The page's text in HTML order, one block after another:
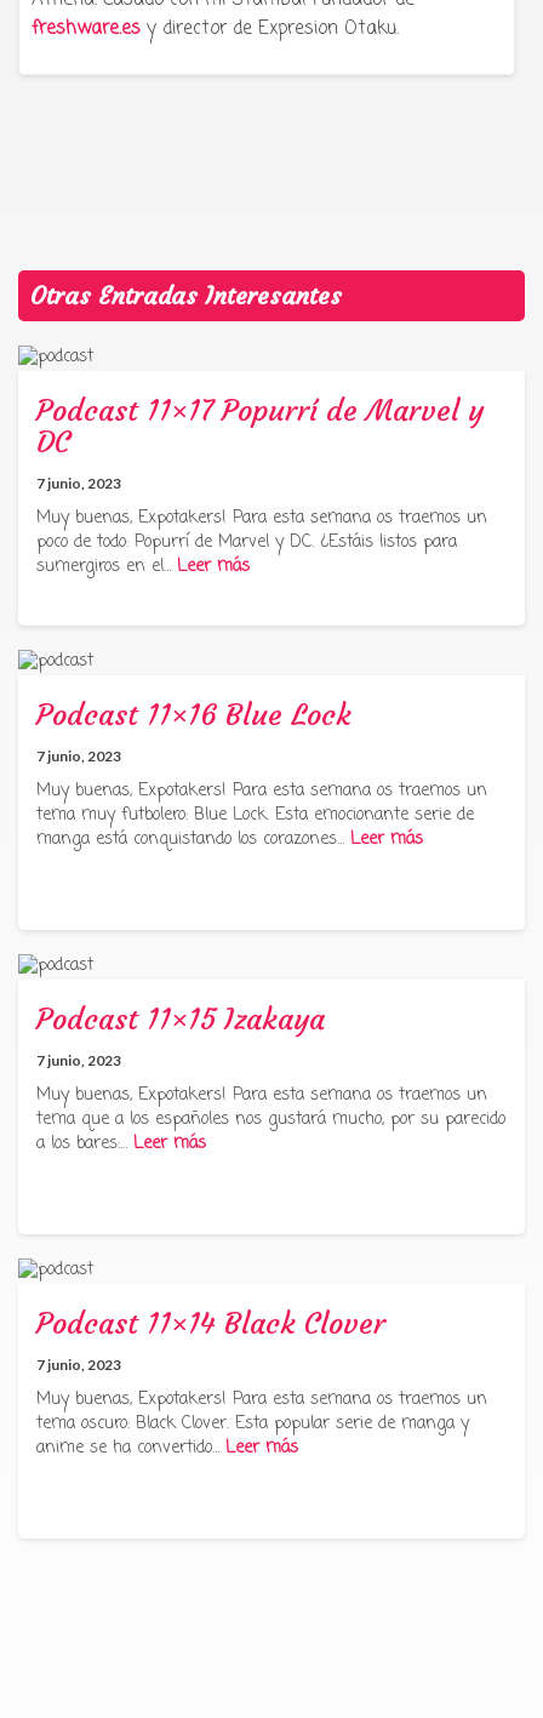
freshware.es y director de Expresion Otaku.
Otras Entradas Interesantes
Podcast 11×17 Popurrí de Marvel y
DC
7 junio, 2023
Muy buenas, Expotakers! Para esta semana os traemos un
poco de todo: Popurrí de Marvel y DC. ¿Estáis listos para
sumergiros en el… Leer más
Podcast 11×16 Blue Lock
7 junio, 2023
Muy buenas, Expotakers! Para esta semana os traemos un
tema muy futbolero: Blue Lock. Esta emocionante serie de
manga está conquistando los corazones… Leer más
Podcast 11×15 Izakaya
7 junio, 2023
Muy buenas, Expotakers! Para esta semana os traemos un
tema que a los españoles nos gustará mucho, por su parecido
a los bares:… Leer más
Podcast 11×14 Black Clover
7 junio, 2023
Muy buenas, Expotakers! Para esta semana os traemos un
tema oscuro: Black Clover. Esta popular serie de manga y
anime se ha convertido… Leer más